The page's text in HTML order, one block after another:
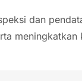
dan